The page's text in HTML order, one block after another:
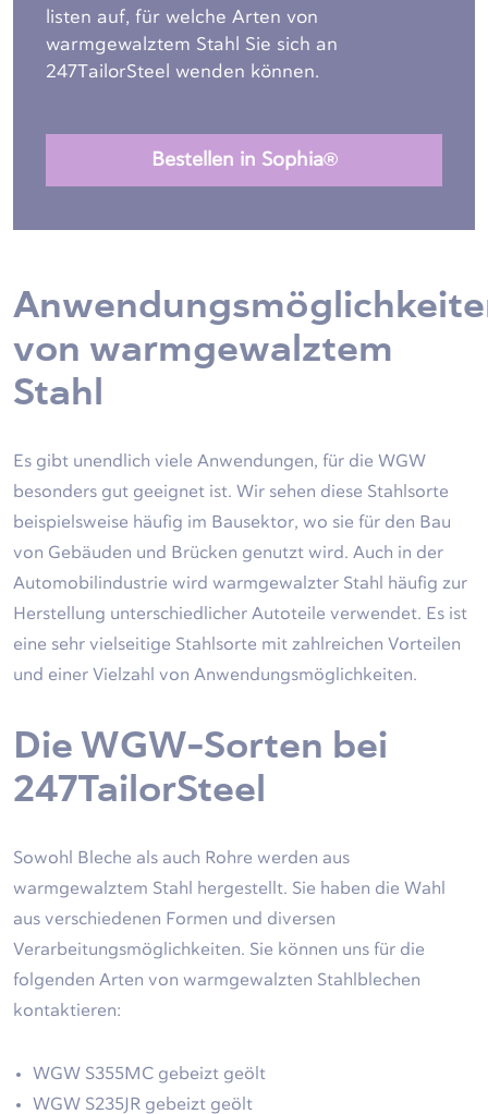
listen auf, für welche Arten von
warmgewalztem Stahl Sie sich an
247TailorSteel wenden können.
Bestellen in Sophia®
von warmgewalztem
Stahl
Es gibt unendlich viele Anwendungen, für die WGW
besonders gut geeignet ist. Wir sehen diese Stahlsorte
beispielsweise häufig im Bausektor, wo sie für den Bau
von Gebäuden und Brücken genutzt wird. Auch in der
Automobilindustrie wird warmgewalzter Stahl häufig zur
Herstellung unterschiedlicher Autoteile verwendet. Es ist
eine sehr vielseitige Stahlsorte mit zahlreichen Vorteilen
und einer Vielzahl von Anwendungsmöglichkeiten.
Die WGW-Sorten bei
247TailorSteel
Sowohl Bleche als auch Rohre werden aus
warmgewalztem Stahl hergestellt. Sie haben die Wahl
aus verschiedenen Formen und diversen
Verarbeitungsmöglichkeiten. Sie können uns für die
folgenden Arten von warmgewalzten Stahlblechen
kontaktieren:
WGW S355MC gebeizt geölt
WGW S235JR gebeizt geölt